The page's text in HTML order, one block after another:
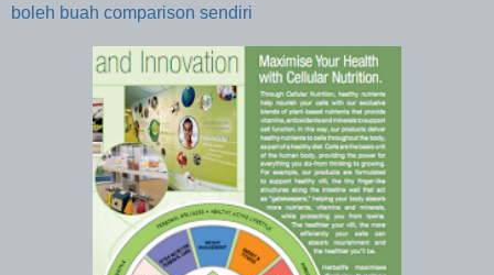
boleh buah comparison sendiri